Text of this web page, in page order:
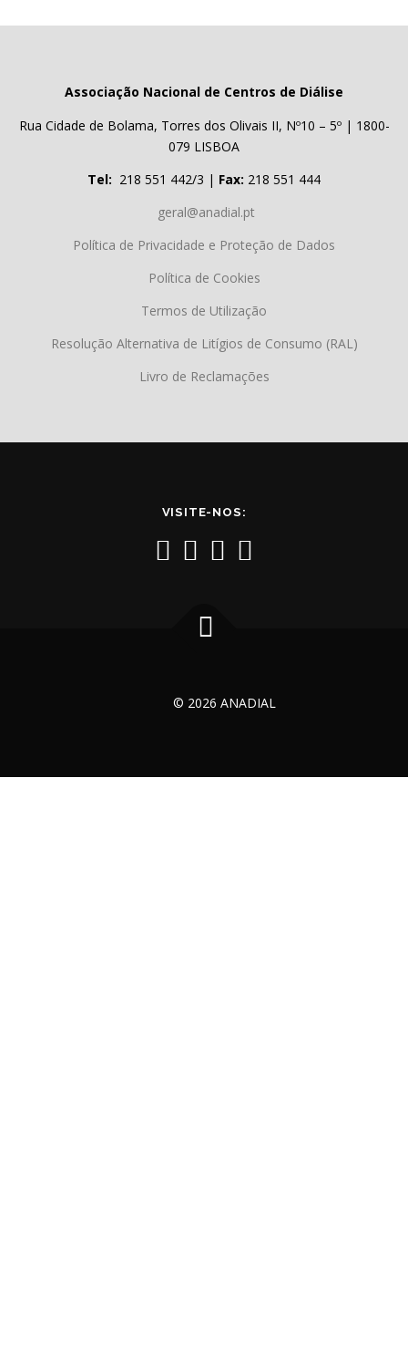
Associação Nacional de Centros de Diálise
Rua Cidade de Bolama, Torres dos Olivais II, Nº10 – 5º | 1800-
079 LISBOA
Tel: 218 551 442/3 | Fax: 218 551 444
geral@anadial.pt
Política de Privacidade e Proteção de Dados
Política de Cookies
Termos de Utilização
Resolução Alternativa de Litígios de Consumo (RAL)
Livro de Reclamações
VISITE-NOS:
© 2026 ANADIAL